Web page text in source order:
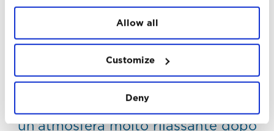
Allow all
Customize
Deny
DICONODI NOI
Ho sciato per la prima volta in
Italia e mi sono innamorata delle
bellissime piste larghe e
un'atmosfera molto rilassante dopo